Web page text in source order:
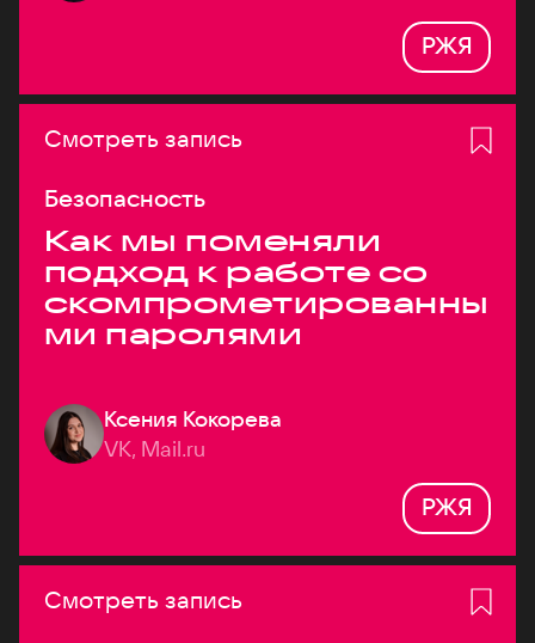
РЖЯ
Смотреть запись
Безопасность
Как мы поменяли
подход к работе со
скомпрометированны
ми паролями
Ксения Кокорева
VK, Mail.ru
РЖЯ
Смотреть запись